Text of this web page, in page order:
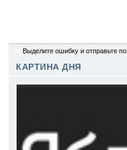
Выделите ошибку и отправьте по
КАРТИНА ДНЯ